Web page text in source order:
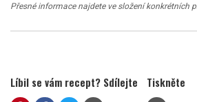
Přesné informace najdete ve složení konkrétních
Líbil se vám recept? Sdílejte Tiskněte